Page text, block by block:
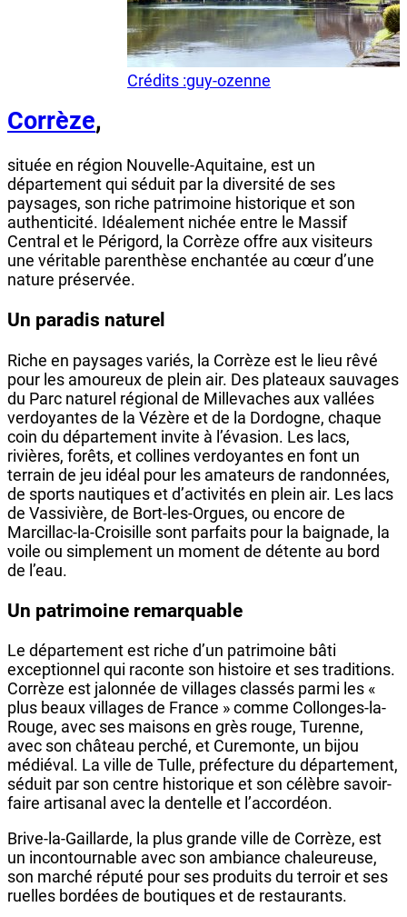
Crédits :guy-ozenne
Corrèze,
située en région Nouvelle-Aquitaine, est un
département qui séduit par la diversité de ses
paysages, son riche patrimoine historique et son
authenticité. Idéalement nichée entre le Massif
Central et le Périgord, la Corrèze offre aux visiteurs
une véritable parenthèse enchantée au cœur d’une
nature préservée.
Un paradis naturel
Riche en paysages variés, la Corrèze est le lieu rêvé
pour les amoureux de plein air. Des plateaux sauvages
du Parc naturel régional de Millevaches aux vallées
verdoyantes de la Vézère et de la Dordogne, chaque
coin du département invite à l’évasion. Les lacs,
rivières, forêts, et collines verdoyantes en font un
terrain de jeu idéal pour les amateurs de randonnées,
de sports nautiques et d’activités en plein air. Les lacs
de Vassivière, de Bort-les-Orgues, ou encore de
Marcillac-la-Croisille sont parfaits pour la baignade, la
voile ou simplement un moment de détente au bord
de l’eau.
Un patrimoine remarquable
Le département est riche d’un patrimoine bâti
exceptionnel qui raconte son histoire et ses traditions.
Corrèze est jalonnée de villages classés parmi les «
plus beaux villages de France » comme Collonges-la-
Rouge, avec ses maisons en grès rouge, Turenne,
avec son château perché, et Curemonte, un bijou
médiéval. La ville de Tulle, préfecture du département,
séduit par son centre historique et son célèbre savoir-
faire artisanal avec la dentelle et l’accordéon.
Brive-la-Gaillarde, la plus grande ville de Corrèze, est
un incontournable avec son ambiance chaleureuse,
son marché réputé pour ses produits du terroir et ses
ruelles bordées de boutiques et de restaurants.